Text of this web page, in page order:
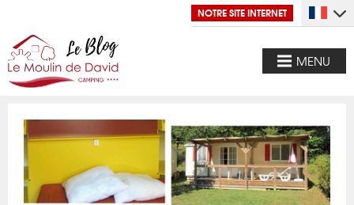
NOTRE SITE INTERNET
MENU